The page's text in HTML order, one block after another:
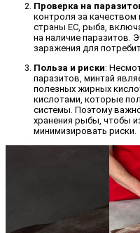
Проверка на
контроля за качеством
страны ЕС, рыба,
на наличие паразитов.
заражения для
Польза и риски:
паразитов, минтай
полезных жирных
кислотами, которые
системы. Поэтому
хранения рыбы, чтобы
минимизировать риски.